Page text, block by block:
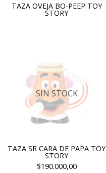
TAZA OVEJA BO-PEEP TOY
STORY
SIN STOCK
TAZA SR CARA DE PAPA TOY
STORY
$190.000,00